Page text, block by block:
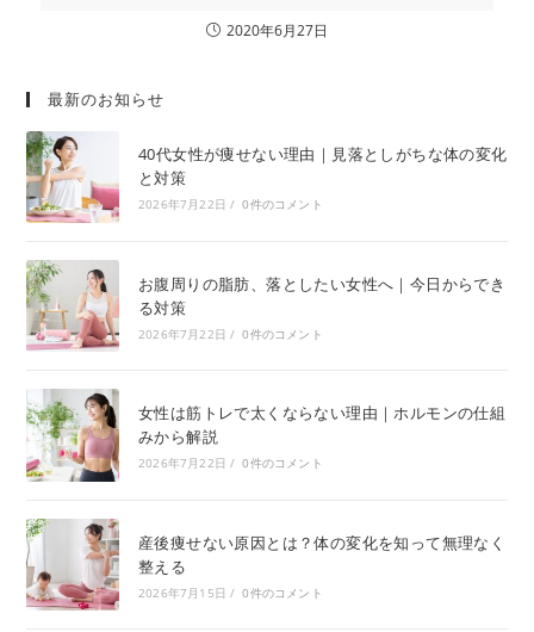
2020年6月27日
最新のお知らせ
40代女性が痩せない理由｜見落としがちな体の変化
と対策
2026年7月22日 / 0件のコメント
お腹周りの脂肪、落としたい女性へ｜今日からでき
る対策
2026年7月22日 / 0件のコメント
女性は筋トレで太くならない理由｜ホルモンの仕組
みから解説
2026年7月22日 / 0件のコメント
産後痩せない原因とは？体の変化を知って無理なく
整える
2026年7月15日 / 0件のコメント